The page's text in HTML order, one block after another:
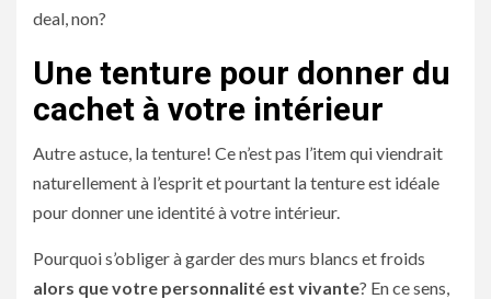
deal, non?
Une tenture pour donner du
cachet à votre intérieur
Autre astuce, la tenture! Ce n’est pas l’item qui viendrait
naturellement à l’esprit et pourtant la tenture est idéale
pour donner une identité à votre intérieur.
Pourquoi s’obliger à garder des murs blancs et froids
alors que votre personnalité est vivante? En ce sens,